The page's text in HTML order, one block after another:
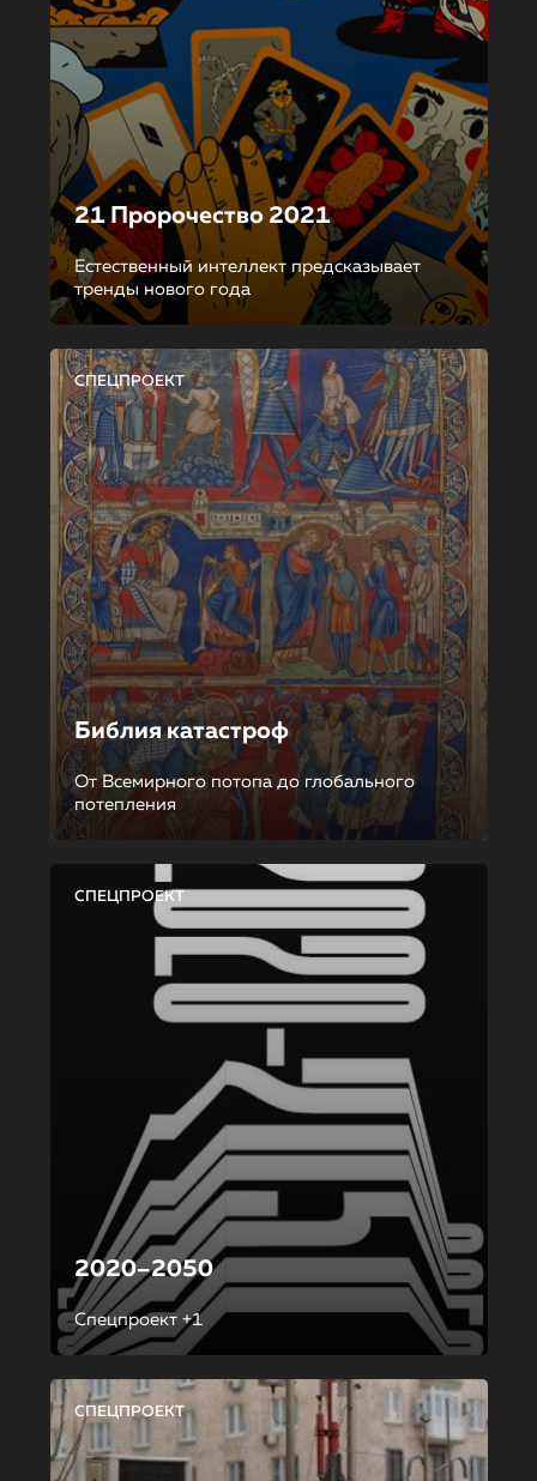
21 Пророчество 2021
Естественный интеллект предсказывает
тренды нового года
СПЕЦПРОЕКТ
Библия катастроф
От Всемирного потопа до глобального
потепления
СПЕЦПРОЕКТ
2020–2050
Спецпроект +1
СПЕЦПРОЕКТ